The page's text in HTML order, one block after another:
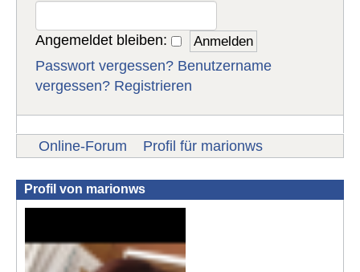
Angemeldet bleiben:
Passwort vergessen? Benutzername
vergessen? Registrieren
Online-Forum Profil für marionws
Profil von marionws